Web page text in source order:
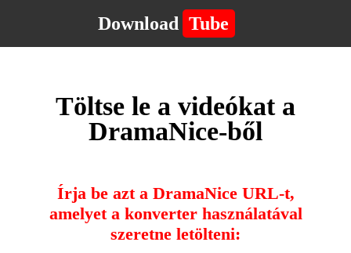
Download Tube
Töltse le a videókat a
DramaNice-ből
Írja be azt a DramaNice URL-t,
amelyet a konverter használatával
szeretne letölteni: